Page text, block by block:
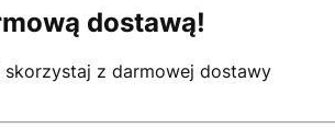
dostawą!
z darmowej dostawy